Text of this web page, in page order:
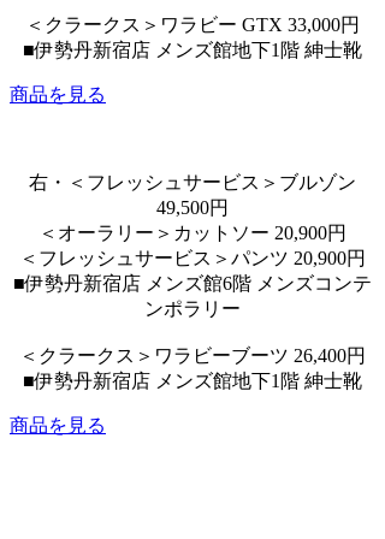
＜クラークス＞ワラビー GTX 33,000円
■伊勢丹新宿店 メンズ館地下1階 紳士靴
商品を見る
右・＜フレッシュサービス＞ブルゾン
49,500円
＜オーラリー＞カットソー 20,900円
＜フレッシュサービス＞パンツ 20,900円
■伊勢丹新宿店 メンズ館6階 メンズコンテ
ンポラリー
＜クラークス＞ワラビーブーツ 26,400円
■伊勢丹新宿店 メンズ館地下1階 紳士靴
商品を見る